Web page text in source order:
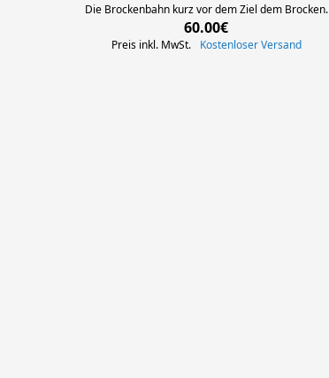
Die Brockenbahn kurz vor dem Ziel dem Brocken.
60.00€
Preis inkl. MwSt. Kostenloser Versand